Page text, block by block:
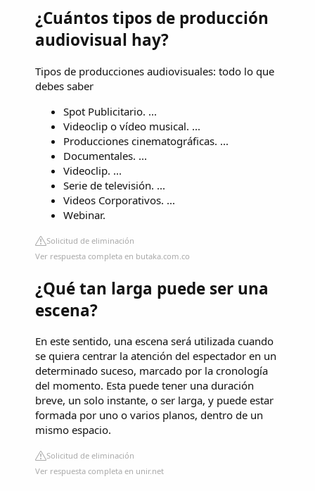
¿Cuántos tipos de producción
audiovisual hay?
Tipos de producciones audiovisuales: todo lo que
debes saber
Spot Publicitario. ...
Videoclip o vídeo musical. ...
Producciones cinematográficas. ...
Documentales. ...
Videoclip. ...
Serie de televisión. ...
Videos Corporativos. ...
Webinar.
Solicitud de eliminación
Ver respuesta completa en butaka.com.co
¿Qué tan larga puede ser una
escena?
En este sentido, una escena será utilizada cuando
se quiera centrar la atención del espectador en un
determinado suceso, marcado por la cronología
del momento. Esta puede tener una duración
breve, un solo instante, o ser larga, y puede estar
formada por uno o varios planos, dentro de un
mismo espacio.
Solicitud de eliminación
Ver respuesta completa en unir.net